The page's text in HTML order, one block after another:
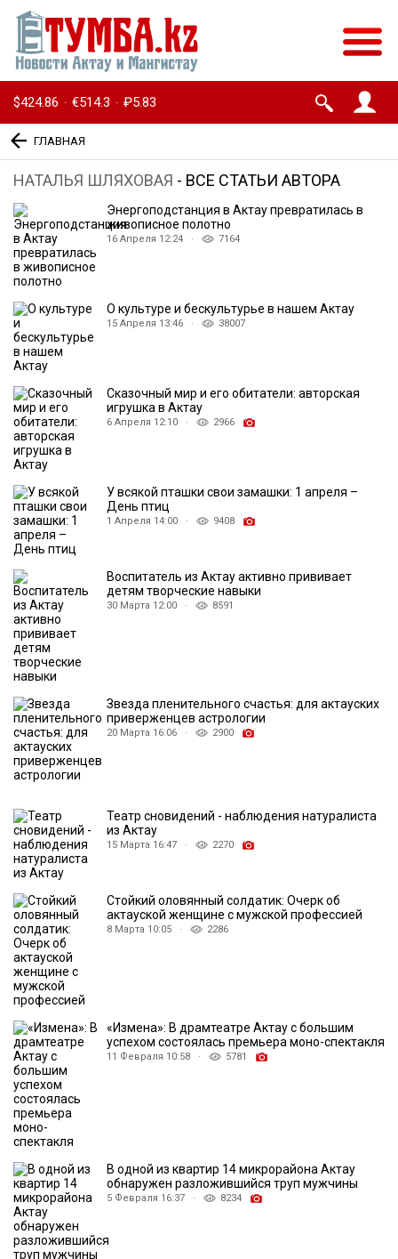
$424.86 · €514.3 · ₽5.83
ГЛАВНАЯ
НАТАЛЬЯ ШЛЯХОВАЯ - ВСЕ СТАТЬИ АВТОРА
Энергоподстанция в Актау превратилась в
живописное полотно
16 Апреля 12:24 · 7164
О культуре и бескультурье в нашем Актау
15 Апреля 13:46 · 38007
Сказочный мир и его обитатели: авторская
игрушка в Актау
6 Апреля 12:10 · 2966
У всякой пташки свои замашки: 1 апреля –
День птиц
1 Апреля 14:00 · 9408
Воспитатель из Актау активно прививает
детям творческие навыки
30 Марта 12:00 · 8591
Звезда пленительного счастья: для актауских
приверженцев астрологии
20 Марта 16:06 · 2900
Театр сновидений - наблюдения натуралиста
из Актау
15 Марта 16:47 · 2270
Стойкий оловянный солдатик: Очерк об
актауской женщине с мужской профессией
8 Марта 10:05 · 2286
«Измена»: В драмтеатре Актау с большим
успехом состоялась премьера моно-спектакля
11 Февраля 10:58 · 5781
В одной из квартир 14 микрорайона Актау
обнаружен разложившийся труп мужчины
5 Февраля 16:37 · 8234